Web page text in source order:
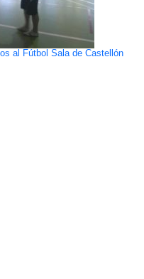
al Fútbol Sala de Castellón